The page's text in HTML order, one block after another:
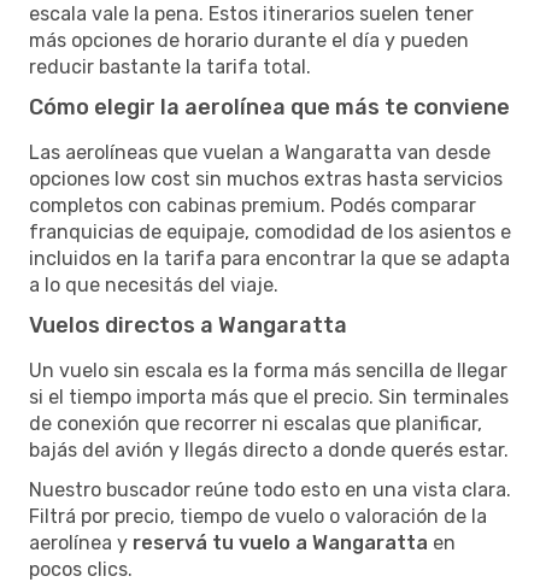
escala vale la pena. Estos itinerarios suelen tener
más opciones de horario durante el día y pueden
reducir bastante la tarifa total.
Cómo elegir la aerolínea que más te conviene
Las aerolíneas que vuelan a Wangaratta van desde
opciones low cost sin muchos extras hasta servicios
completos con cabinas premium. Podés comparar
franquicias de equipaje, comodidad de los asientos e
incluidos en la tarifa para encontrar la que se adapta
a lo que necesitás del viaje.
Vuelos directos a Wangaratta
Un vuelo sin escala es la forma más sencilla de llegar
si el tiempo importa más que el precio. Sin terminales
de conexión que recorrer ni escalas que planificar,
bajás del avión y llegás directo a donde querés estar.
Nuestro buscador reúne todo esto en una vista clara.
Filtrá por precio, tiempo de vuelo o valoración de la
aerolínea y reservá tu vuelo a Wangaratta en
pocos clics.